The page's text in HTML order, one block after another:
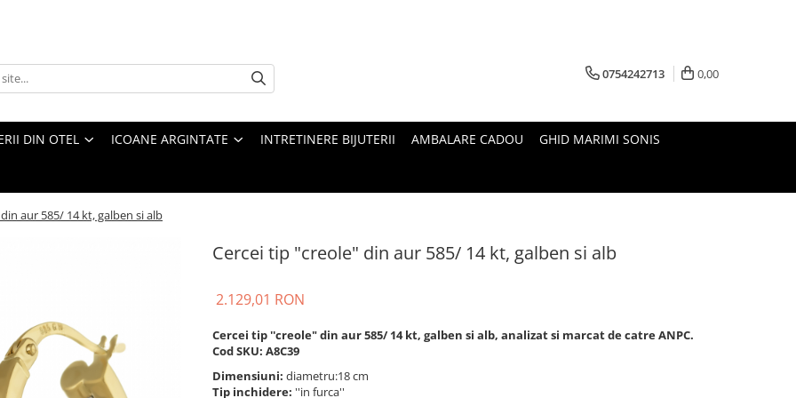
0754242713 0,00
DIN OTEL ICOANE ARGINTATE INTRETINERE BIJUTERII AMBALARE CADOU GHID MARIMI SONIS
aur 585/ 14 kt, galben si alb
Cercei tip "creole" din aur 585/ 14 kt, galben si alb
2.129,01 RON
Cercei tip ''creole" din aur 585/ 14 kt, galben si alb, analizat si marcat de catre ANPC.
Cod SKU: A8C39
Dimensiuni: diametru:18 cm
Tip inchidere: ''in furca''